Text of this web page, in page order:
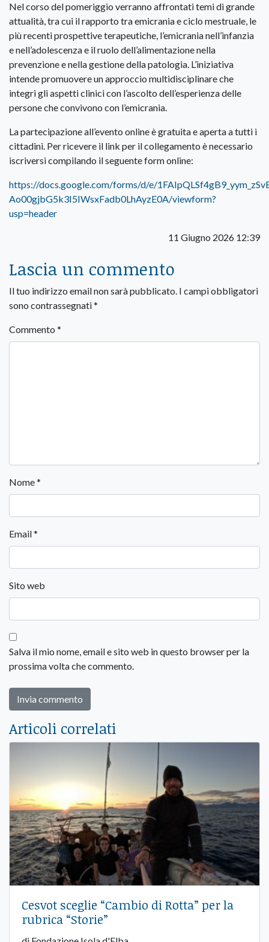
Nel corso del pomeriggio verranno affrontati temi di grande
attualità, tra cui il rapporto tra emicrania e ciclo mestruale, le
più recenti prospettive terapeutiche, l’emicrania nell’infanzia
e nell’adolescenza e il ruolo dell’alimentazione nella
prevenzione e nella gestione della patologia. L’iniziativa
intende promuovere un approccio multidisciplinare che
integri gli aspetti clinici con l’ascolto dell’esperienza delle
persone che convivono con l’emicrania.
La partecipazione all’evento online è gratuita e aperta a tutti i
cittadini. Per ricevere il link per il collegamento è necessario
iscriversi compilando il seguente form online:
https://docs.google.com/forms/d/e/
Ao00gjbG5k3I5IWsxFadb0LhAyzE0A/viewform?
usp=header
11 Giugno 2026 12:39
Lascia un commento
Il tuo indirizzo email non sarà pubblicato. I campi obbligatori
sono contrassegnati*
Commento *
Nome*
Email*
Sito web
Salva il mio nome, email e sito web in questo browser per la
prossima volta che commento.
Articoli correlati
Cesvot sceglie “Cambio di Rotta” per la
rubrica “Storie”